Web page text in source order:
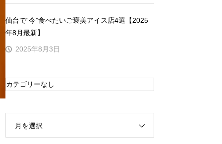
仙台で“今”食べたいご褒美アイス店4選【2025
年8月最新】
2025年8月3日
カテゴリーなし
月を選択